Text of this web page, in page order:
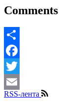
Comments
Share
Facebook
Twitter
Email
RSS-лента